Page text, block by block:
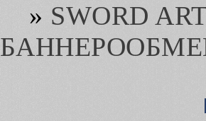
» SWORD